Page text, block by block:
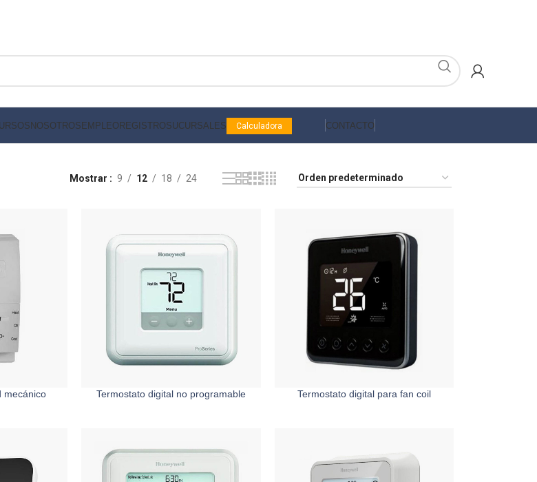
aire acondicionado comerciales Aire acondicionado Industriales
Antivibradores y bases
NOSOTROSEMPLEOREGISTROSUCURSALES Calculadora CONTACTO
Mostrar 9 12 18 24
mecánico Termostato digital no programable Termostato digital para fan coil